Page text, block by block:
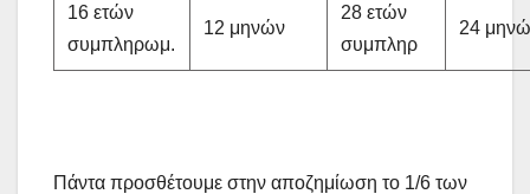
16 ετών
συμπληρωμ.
12 μηνών
28 ετών
συμπληρ
24
Πάντα προσθέτουμε στην αποζημίωση το 1/6 των